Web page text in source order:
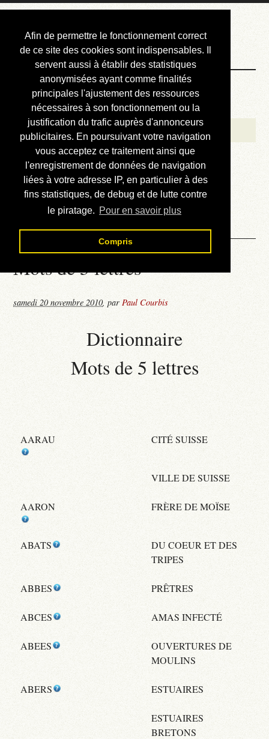
Afin de permettre le fonctionnement correct
de ce site des cookies sont indispensables. Il
servent aussi à établir des statistiques
anonymisées ayant comme finalités
principales l'ajustement des ressources
nécessaires à son fonctionnement ou la
justification du trafic auprès d'annonceurs
publicitaires. En poursuivant votre navigation
vous acceptez ce traitement ainsi que
l'enregistrement de données de navigation
liées à votre adresse IP, en particulier à des
fins statistiques, de debug et de lutte contre
le piratage. Pour en savoir plus
Compris
Courbis, « LE »
Blog Officiel
Bienvenue
Réalisations
Divers (et d’été)
Annonces
Liens externes
Téléchargement
Contact
Mots de 5 lettres
samedi 20 novembre 2010,parPaul Courbis
Dictionnaire
Mots de 5 lettres
AARAU CITÉ SUISSE
VILLE DE SUISSE
AARON FRÈRE DE MOÏSE
ABATS
DU COEUR ET DES
TRIPES
ABBES PRÊTRES
ABCES AMAS INFECTÉ
ABEES
OUVERTURES DE
MOULINS
ABERS ESTUAIRES
ESTUAIRES
BRETONS